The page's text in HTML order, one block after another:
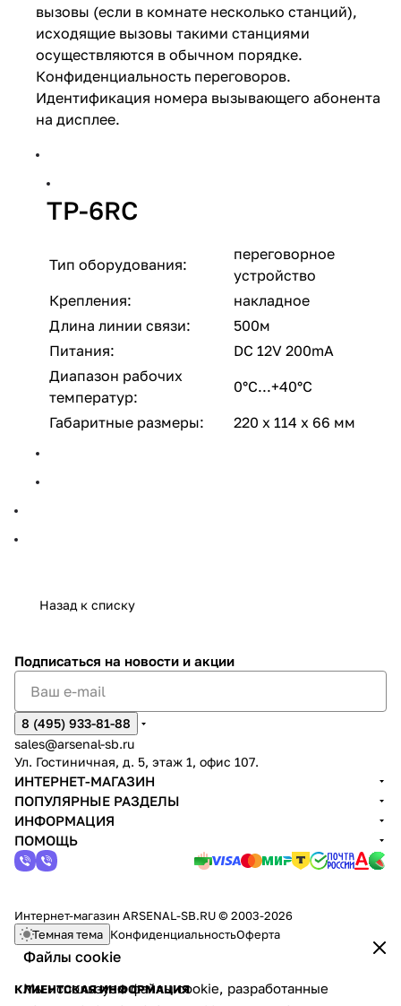
вызовы (если в комнате несколько станций),
исходящие вызовы такими станциями
осуществляются в обычном порядке.
Конфиденциальность переговоров.
Идентификация номера вызывающего абонента
на дисплее.
TP-6RC
Тип оборудования:
переговорное
устройство
Крепления:
накладное
Длина линии связи:
500м
Питания:
DC 12V 200mA
Диапазон рабочих
температур:
0°C...+40°C
Габаритные размеры:
220 х 114 x 66 мм
Назад к списку
Файлы cookie
Мы используем файлы cookie, разработанные
Подписаться на новости и акции
8 (495) 933-81-88
sales@arsenal-sb.ru
Ул. Гостиничная, д. 5, этаж 1, офис 107.
ИНТЕРНЕТ-МАГАЗИН
ПОПУЛЯРНЫЕ РАЗДЕЛЫ
ИНФОРМАЦИЯ
ПОМОЩЬ
Интернет-магазин ARSENAL-SB.RU © 2003-2026
Темная тема КонфиденциальностьОферта
КЛИЕНТСКАЯ ИНФОРМАЦИЯ